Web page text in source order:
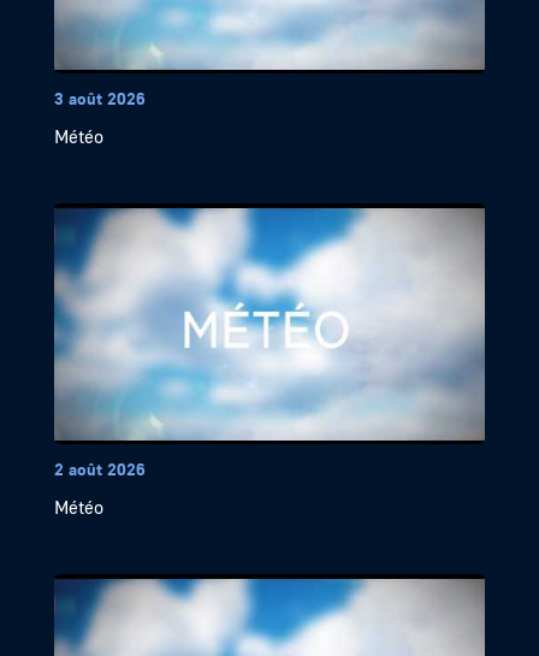
3 août 2026
Météo
2 août 2026
Météo